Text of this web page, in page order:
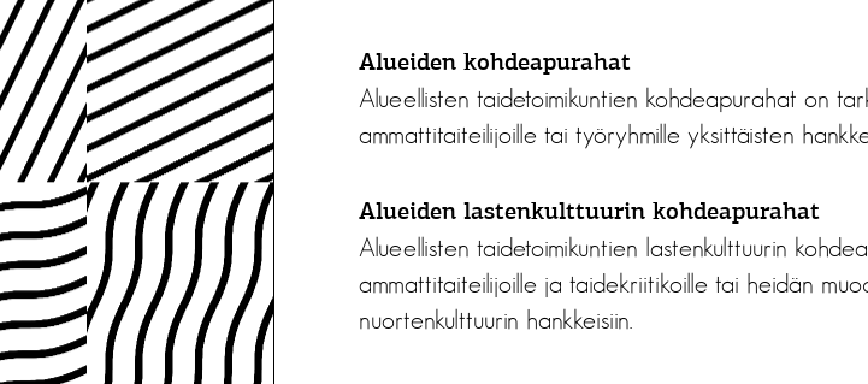
Alueiden kohdeapurahat
Alueellisten taidetoimikuntien kohdeapurahat on
ammattitaiteilijoille tai työryhmille yksittäisten
Alueiden lastenkulttuurin kohdeapurahat
Alueellisten taidetoimikuntien lastenkulttuurin
ammattitaiteilijoille ja taidekriitikoille tai heidän
nuortenkulttuurin hankkeisiin.